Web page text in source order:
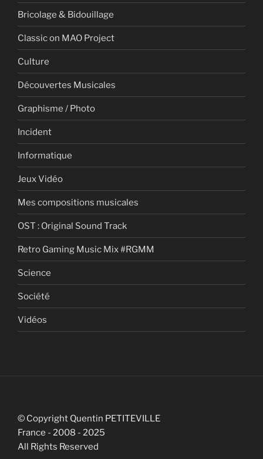
Bricolage & Bidouillage
Classic on MAO Project
Culture
Découvertes Musicales
Graphisme / Photo
Incident
Informatique
Jeux Vidéo
Mes compositions musicales
OST : Original Sound Track
Retro Gaming Music Mix #RGMM
Science
Société
Vidéos
© Copyright Quentin PETITEVILLE
France - 2008 - 2025
All Rights Reserved